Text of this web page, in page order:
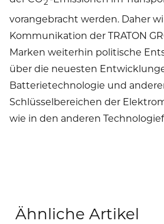
vorangebracht werden. Daher
Kommunikation der TRATON
Marken weiterhin politische
über die neuesten
Batterietechnologie und
Schlüsselbereichen der
wie in den anderen
Ähnliche Artikel